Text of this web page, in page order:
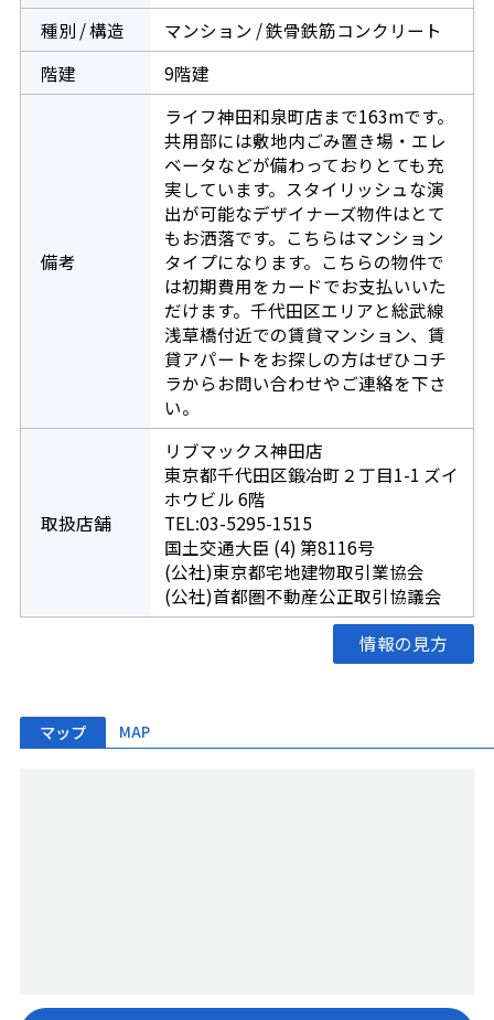
種別 / 構造
マンション / 鉄骨鉄筋コンクリート
階建
9階建
備考
ライフ神田和泉町店まで163mです。
共用部には敷地内ごみ置き場・エレ
ベータなどが備わっておりとても充
実しています。スタイリッシュな演
出が可能なデザイナーズ物件はとて
もお洒落です。こちらはマンション
タイプになります。こちらの物件で
は初期費用をカードでお支払いいた
だけます。千代田区エリアと総武線
浅草橋付近での賃貸マンション、賃
貸アパートをお探しの方はぜひコチ
ラからお問い合わせやご連絡を下さ
い。
取扱店舗
リブマックス神田店
東京都千代田区鍛冶町２丁目1-1 ズイ
ホウビル 6階
TEL:03-5295-1515
国土交通大臣 (4) 第8116号
(公社)東京都宅地建物取引業協会
(公社)首都圏不動産公正取引協議会
情報の見方
マップ MAP